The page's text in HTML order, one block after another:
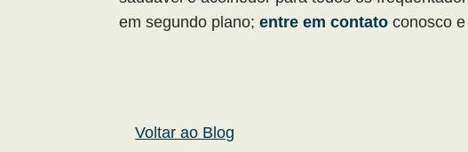
em segundo plano;entre em contato conosco
Voltar ao Blog